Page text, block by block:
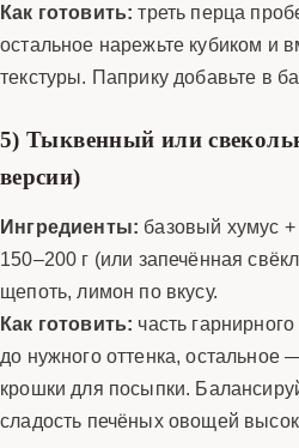
Как готовить: треть перца
остальное нарежьте кубиком и
текстуры. Паприку добавьте в
5) Тыквенный или
версии)
Ингредиенты: базовый хумус
150–200 г (или запечённая
щепоть, лимон по вкусу.
Как готовить: часть
до нужного оттенка, остальное
крошки для посыпки.
сладость печёных овощей